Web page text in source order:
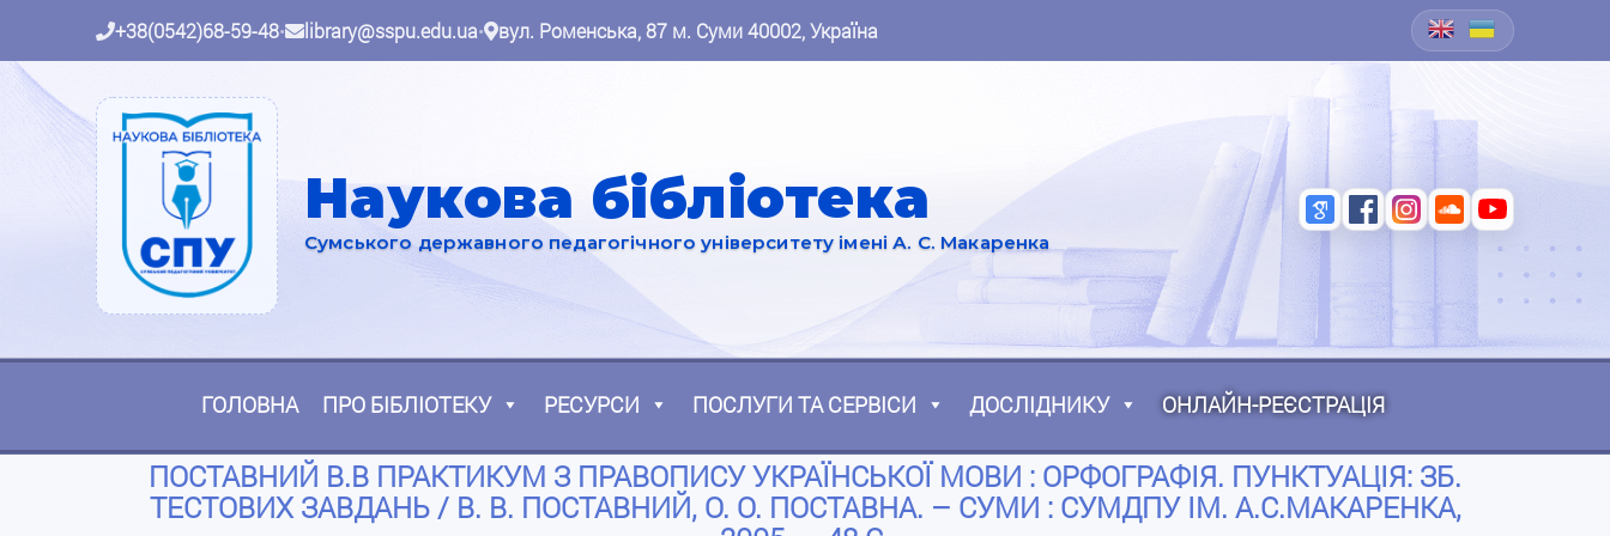
+38(0542)68-59-48• library@sspu.edu.ua• вул. Роменська, 87 м. Суми 40002, Україна
Наукова бібліотека
Сумського державного педагогічного університету імені А. С. Макаренка
ГОЛОВНА ПРО БІБЛІОТЕКУ РЕСУРСИ ПОСЛУГИ ТА СЕРВІСИ ДОСЛІДНИКУ ОНЛАЙН-РЕЄСТРАЦІЯ
ПОСТАВНИЙ В.В ПРАКТИКУМ З ПРАВОПИСУ УКРАЇНСЬКОЇ МОВИ : ОРФОГРАФІЯ. ПУНКТУАЦІЯ: ЗБ.
ТЕСТОВИХ ЗАВДАНЬ / В. В. ПОСТАВНИЙ, О. О. ПОСТАВНА. – СУМИ : СУМДПУ ІМ. А.С.МАКАРЕНКА,